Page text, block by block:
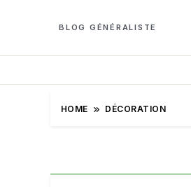
BLOG GÉNÉRALISTE
HOME DÉCORATION